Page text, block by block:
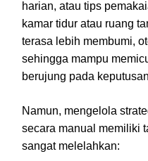
harian, atau tips
kamar tidur atau ruang
terasa lebih membumi,
sehingga mampu
berujung pada
Namun, mengelola
secara manual memiliki
sangat melelahkan: